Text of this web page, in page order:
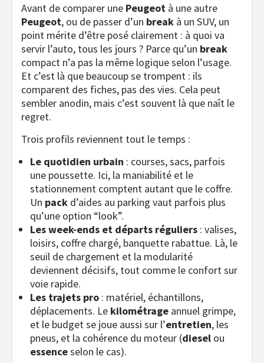
Avant de comparer une Peugeot à une autre
Peugeot, ou de passer d’un break à un SUV, un
point mérite d’être posé clairement : à quoi va
servir l’auto, tous les jours ? Parce qu’un break
compact n’a pas la même logique selon l’usage.
Et c’est là que beaucoup se trompent : ils
comparent des fiches, pas des vies. Cela peut
sembler anodin, mais c’est souvent là que naît le
regret.
Trois profils reviennent tout le temps :
Le quotidien urbain : courses, sacs, parfois
une poussette. Ici, la maniabilité et le
stationnement comptent autant que le coffre.
Un pack d’aides au parking vaut parfois plus
qu’une option “look”.
Les week-ends et départs réguliers : valises,
loisirs, coffre chargé, banquette rabattue. Là, le
seuil de chargement et la modularité
deviennent décisifs, tout comme le confort sur
voie rapide.
Les trajets pro : matériel, échantillons,
déplacements. Le kilométrage annuel grimpe,
et le budget se joue aussi sur l’entretien, les
pneus, et la cohérence du moteur (diesel ou
essenceselon le cas).